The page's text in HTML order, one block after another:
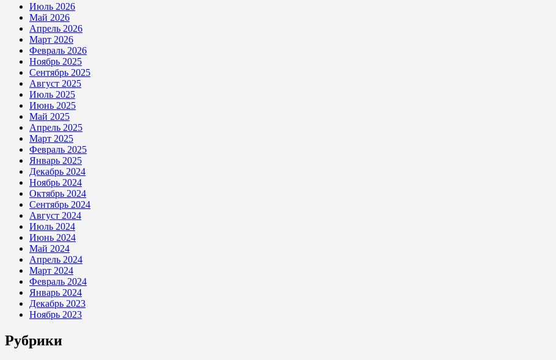
Июль 2026
Май 2026
Апрель 2026
Март 2026
Февраль 2026
Ноябрь 2025
Сентябрь 2025
Август 2025
Июль 2025
Июнь 2025
Май 2025
Апрель 2025
Март 2025
Февраль 2025
Январь 2025
Декабрь 2024
Ноябрь 2024
Октябрь 2024
Сентябрь 2024
Август 2024
Июль 2024
Июнь 2024
Май 2024
Апрель 2024
Март 2024
Февраль 2024
Январь 2024
Декабрь 2023
Ноябрь 2023
Рубрики